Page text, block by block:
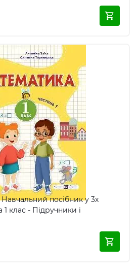
посібник у 3х
1 клас - Підручники і